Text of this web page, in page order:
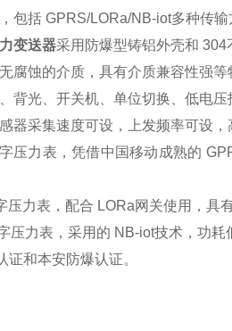
包括 GPRS/LORa/NB-iot多种传输
变送器采用防爆型铸铝外壳和 304
腐蚀的介质，具有介质兼容性强等
背光、开关机、单位切换、低电压
器采集速度可设，上发频率可设
压力表，凭借中国移动成熟的
压力表，配合 LORa网关使用，具
压力表，采用的 NB-iot技术，功耗
证和本安防爆认证。